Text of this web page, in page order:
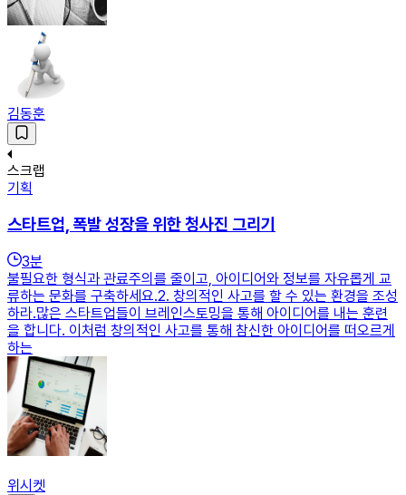
김동훈
스크랩
기획
스타트업, 폭발 성장을 위한 청사진 그리기
3분
불필요한 형식과 관료주의를 줄이고, 아이디어와 정보를 자유롭게 교
류하는 문화를 구축하세요.2. 창의적인 사고를 할 수 있는 환경을 조성
하라.많은 스타트업들이 브레인스토밍을 통해 아이디어를 내는 훈련
을 합니다. 이처럼 창의적인 사고를 통해 참신한 아이디어를 떠오르게
하는
위시켓